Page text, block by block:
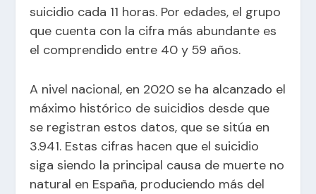
suicidio cada 11 horas. Por edades, el grupo
que cuenta con la cifra más abundante es
el comprendido entre 40 y 59 años.
A nivel nacional, en 2020 se ha alcanzado el
máximo histórico de suicidios desde que
se registran estos datos, que se sitúa en
3.941. Estas cifras hacen que el suicidio
siga siendo la principal causa de muerte no
natural en España, produciendo más del